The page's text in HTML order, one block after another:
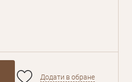
Додати в обране